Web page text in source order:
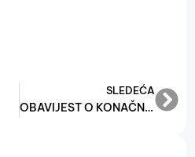
SLEDEĆA
OBAVIJEST O KONAČNIM REZULTATIMA UREDBE O MJERAMA FINANSIJSKE POMOĆI PRIVATNIM POSLODAVCIMA, OBRTIMA I OSTALIM SAMOSTALNIM DJELATNOSTIMA U FEDERACIJI BOSNE I HERCEGOVINE U CILJU ODRŽAVANJA POSTOJEĆIH RADNIH MJESTA ZA 2025. GODINU ZA DECEMBAR 2025.